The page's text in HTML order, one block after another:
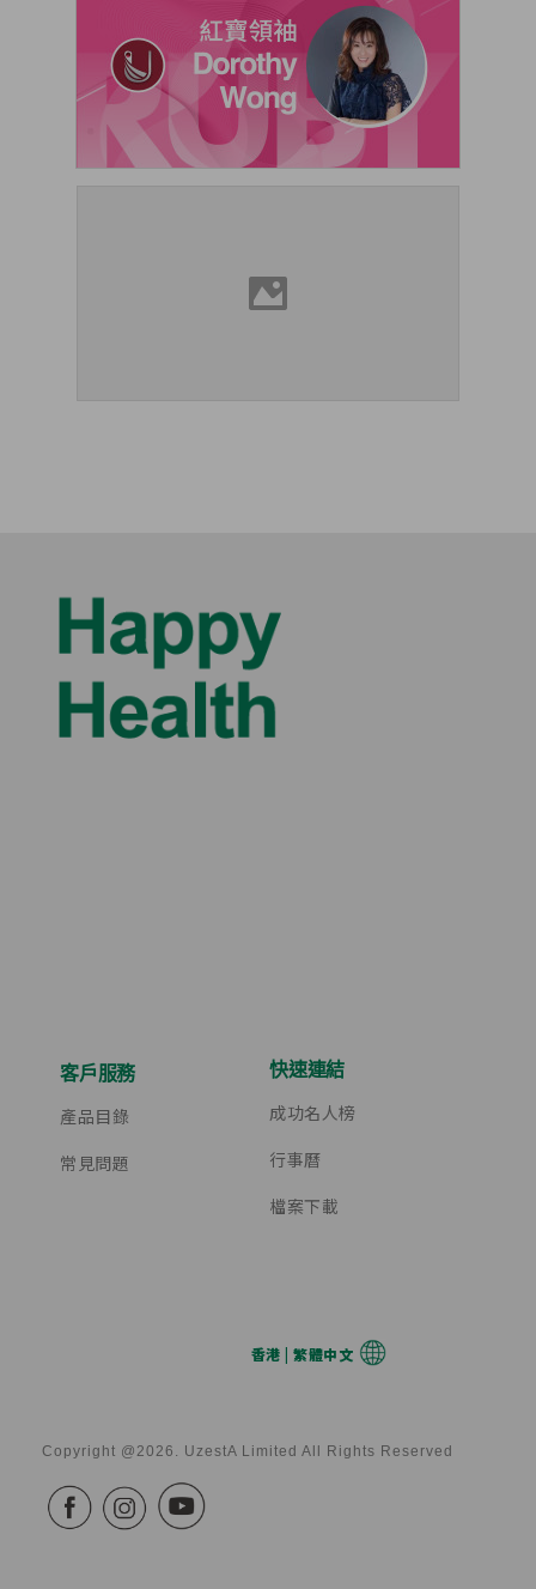
客戶服務
產品目錄
常見問題
快速連結
成功名人榜
行事曆
檔案下載
香港 | 繁體中文
Copyright @2026. UzestA Limited All Rights Reserved